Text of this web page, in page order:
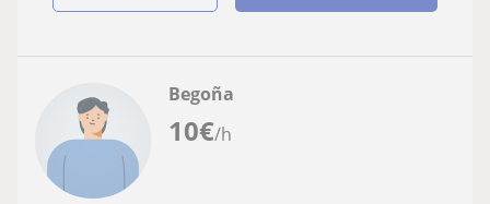
10€/h
Begoña